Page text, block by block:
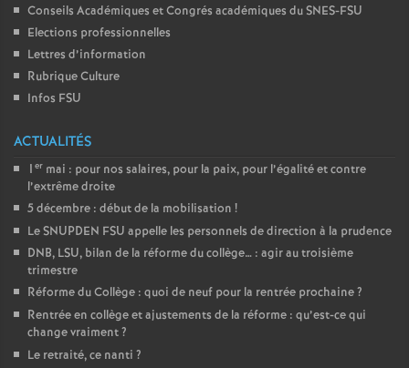
Conseils Académiques et Congrés académiques du SNES-FSU
Elections professionnelles
Lettres d’information
Rubrique Culture
Infos FSU
ACTUALITÉS
1 er mai : pour nos salaires, pour la paix, pour l’égalité et contre
l’extrême droite
5 décembre : début de la mobilisation !
Le SNUPDEN FSU appelle les personnels de direction à la prudence
DNB, LSU, bilan de la réforme du collège… : agir au troisième
trimestre
Réforme du Collège : quoi de neuf pour la rentrée prochaine?
Rentrée en collège et ajustements de la réforme : qu’est-ce qui
change vraiment?
Le retraité, ce nanti ?